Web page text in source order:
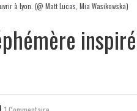
à Lyon. (@ Matt Lucas, Mia Wasikowska)